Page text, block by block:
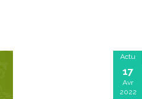
Actu
17
Avr
2022